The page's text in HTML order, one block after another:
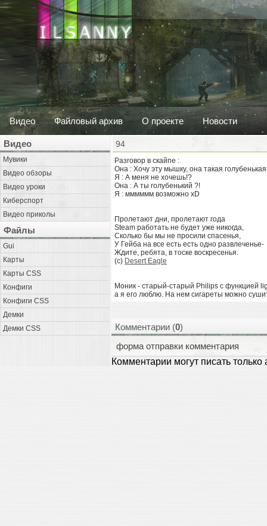
Видео Файловый архив О проекте Новости
Видео
Мувики
Видео обзоры
Видео уроки
Киберспорт
Видео приколы
Файлы
Gui
Карты
Карты CSS
Конфиги
Конфиги CSS
Демки
Демки CSS
94
Разговор в скайпе :
Она : Хочу эту мышку, она такая
Я : А меня не хочешь!?
Она : А ты голубенький ?!
Я : мммммм возможно xD
Пролетают дни, пролетают года
Steam работать не будет уже никогда,
Сколько бы мы не просили спасенья,
У Гейба на все есть есть одно развлеченье-
Ждите, ребята, в тоске воскресенья.
(c) Desert Eagle
Моник - старый-старый Philips с функцией
а я его люблю. На нем сигареты можно
Комментарии (0)
форма отправки комментария
Комментарии могут писать